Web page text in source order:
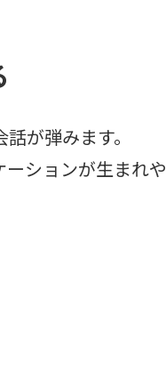
が弾みます。
ションが生まれや